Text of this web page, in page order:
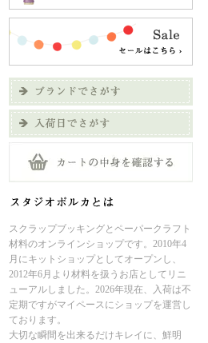
スクラップブッキングとペーパークラフト
材料のオンラインショップです。2010年4
月にキットショップとしてオープンし、
2012年6月より材料を扱うお店としてリニ
ューアルしました。2026年現在、入荷は不
定期ですがマイペースにショップを運営し
ております。
大切な瞬間を出来るだけキレイに、鮮明